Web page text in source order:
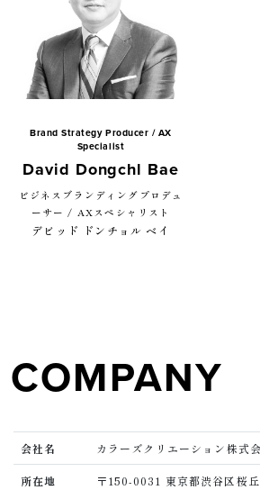
Brand Strategy Producer / AX
Specialist
David Dongchl Bae
ビジネスブランディングプロデュ
ーサー / AXスペシャリスト
デビッド ドンチョル ベイ
COMPANY
会社名 カラーズクリエーション株式
所在地
〒150-0031 東京都渋谷区桜